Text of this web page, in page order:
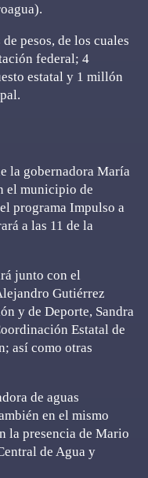
pesos, de los cuales
federal; 4
estatal y 1 millón
la gobernadora María
el municipio de
programa Impulso a
a las 11 de la
junto con el
Gutiérrez
y de Deporte, Sandra
Estatal de
así como otras
de aguas
en el mismo
la presencia de Mario
de Agua y